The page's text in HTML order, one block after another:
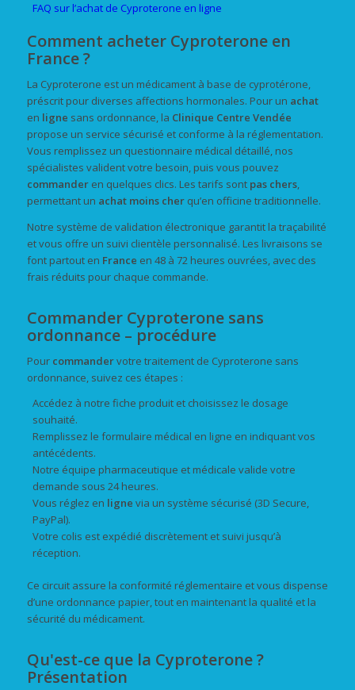
FAQ sur l’achat de Cyproterone en ligne
Comment acheter Cyproterone en
France ?
La Cyproterone est un médicament à base de cyprotérone,
préscrit pour diverses affections hormonales. Pour un achat
en ligne sans ordonnance, la Clinique Centre Vendée
propose un service sécurisé et conforme à la réglementation.
Vous remplissez un questionnaire médical détaillé, nos
spécialistes valident votre besoin, puis vous pouvez
commanderen quelques clics. Les tarifs sont pas chers,
permettant un achat moins cherqu’en officine traditionnelle.
Notre système de validation électronique garantit la traçabilité
et vous offre un suivi clientèle personnalisé. Les livraisons se
font partout en France en 48 à 72 heures ouvrées, avec des
frais réduits pour chaque commande.
Commander Cyproterone sans
ordonnance – procédure
Pour commandervotre traitement de Cyproterone sans
ordonnance, suivez ces étapes :
Accédez à notre fiche produit et choisissez le dosage
souhaité.
Remplissez le formulaire médical en ligne en indiquant vos
antécédents.
Notre équipe pharmaceutique et médicale valide votre
demande sous 24 heures.
Vous réglez en ligne via un système sécurisé (3D Secure,
PayPal).
Votre colis est expédié discrètement et suivi jusqu’à
réception.
Ce circuit assure la conformité réglementaire et vous dispense
d’une ordonnance papier, tout en maintenant la qualité et la
sécurité du médicament.
Qu'est-ce que la Cyproterone ?
Présentation